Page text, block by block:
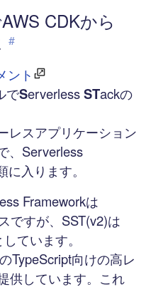
CDKから
#
ント
でServerlessSTackの
レスアプリケーション
、Serverless
入ります。
Frameworkは
ですが、SST(v2)は
ています。
TypeScript向けの高レ
供しています。これ